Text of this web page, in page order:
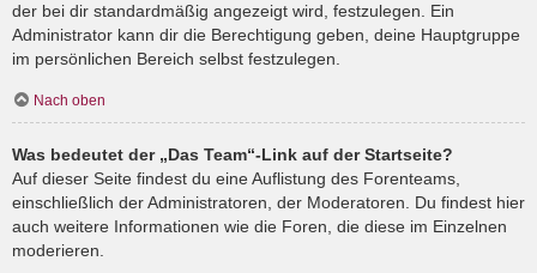
der bei dir standardmäßig angezeigt wird, festzulegen. Ein
Administrator kann dir die Berechtigung geben, deine Hauptgruppe
im persönlichen Bereich selbst festzulegen.
Nach oben
Was bedeutet der „Das Team“-Link auf der Startseite?
Auf dieser Seite findest du eine Auflistung des Forenteams,
einschließlich der Administratoren, der Moderatoren. Du findest hier
auch weitere Informationen wie die Foren, die diese im Einzelnen
moderieren.